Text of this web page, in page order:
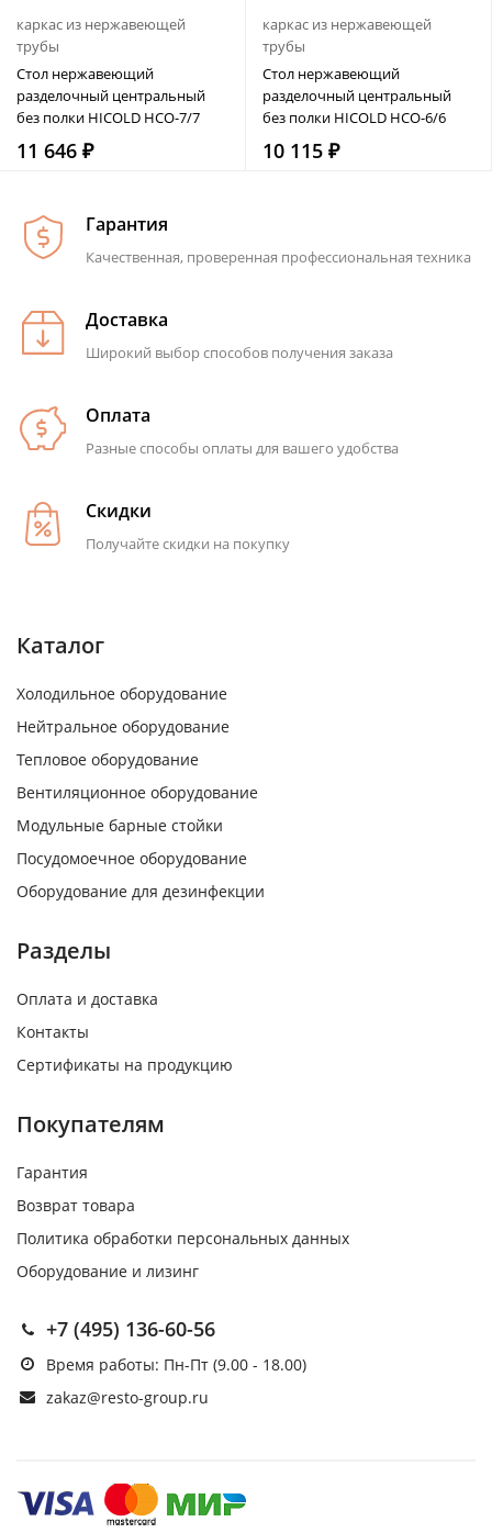
каркас из нержавеющей
трубы
Стол нержавеющий
разделочный центральный
без полки HICOLD НСО-7/7
11 646 ₽
каркас из нержавеющей
трубы
Стол нержавеющий
разделочный центральный
без полки HICOLD НСО-6/6
10 115 ₽
Гарантия
Качественная, проверенная профессиональная техника
Доставка
Широкий выбор способов получения заказа
Оплата
Разные способы оплаты для вашего удобства
Скидки
Получайте скидки на покупку
Каталог
Холодильное оборудование
Нейтральное оборудование
Тепловое оборудование
Вентиляционное оборудование
Модульные барные стойки
Посудомоечное оборудование
Оборудование для дезинфекции
Разделы
Оплата и доставка
Контакты
Сертификаты на продукцию
Покупателям
Гарантия
Возврат товара
Политика обработки персональных данных
Оборудование и лизинг
+7 (495) 136-60-56
Время работы: Пн-Пт (9.00 - 18.00)
zakaz@resto-group.ru